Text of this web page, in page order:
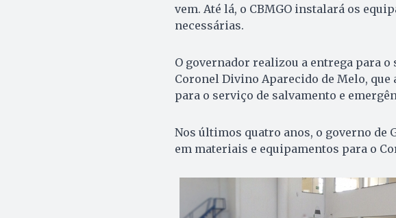
vem. Até lá, o CBMGO instalará os
necessárias.
O governador realizou a entrega para
Coronel Divino Aparecido de Melo,
para o serviço de salvamento e
Nos últimos quatro anos, o governo de
em materiais e equipamentos para o